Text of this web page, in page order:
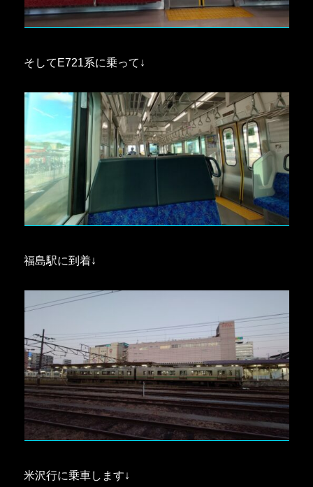
そしてE721系に乗って↓
福島駅に到着↓
米沢行に乗車します↓